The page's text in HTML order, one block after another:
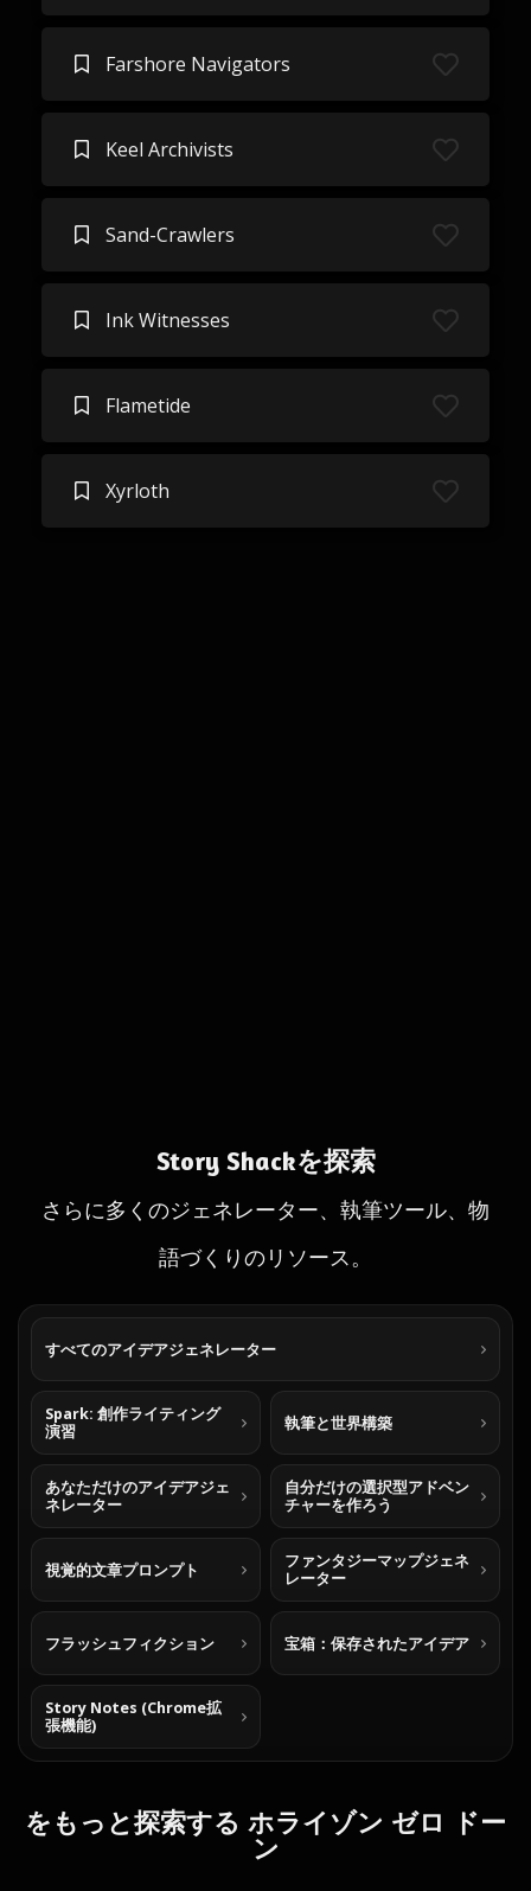
Farshore Navigators
Keel Archivists
Sand-Crawlers
Ink Witnesses
Flametide
Xyrloth
Story Shackを探索
さらに多くのジェネレーター、執筆ツール、物
語づくりのリソース。
すべてのアイデアジェネレーター
Spark: 創作ライティング
演習
執筆と世界構築
あなただけのアイデアジェ
ネレーター
自分だけの選択型アドベン
チャーを作ろう
視覚的文章プロンプト
ファンタジーマップジェネ
レーター
フラッシュフィクション 宝箱：保存されたアイデア
Story Notes (Chrome拡
張機能)
をもっと探索する ホライゾン ゼロ ドー
ン